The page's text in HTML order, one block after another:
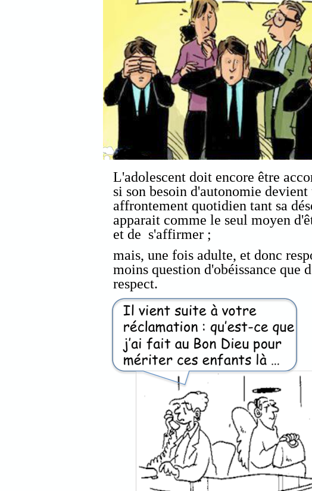
L'adolescent doit encore être
si son besoin d'autonomie devient
affrontement quotidien tant sa
apparait comme le seul moyen
et de s'affirmer ;
mais, une fois adulte, et donc
moins question d'obéissance que
respect.